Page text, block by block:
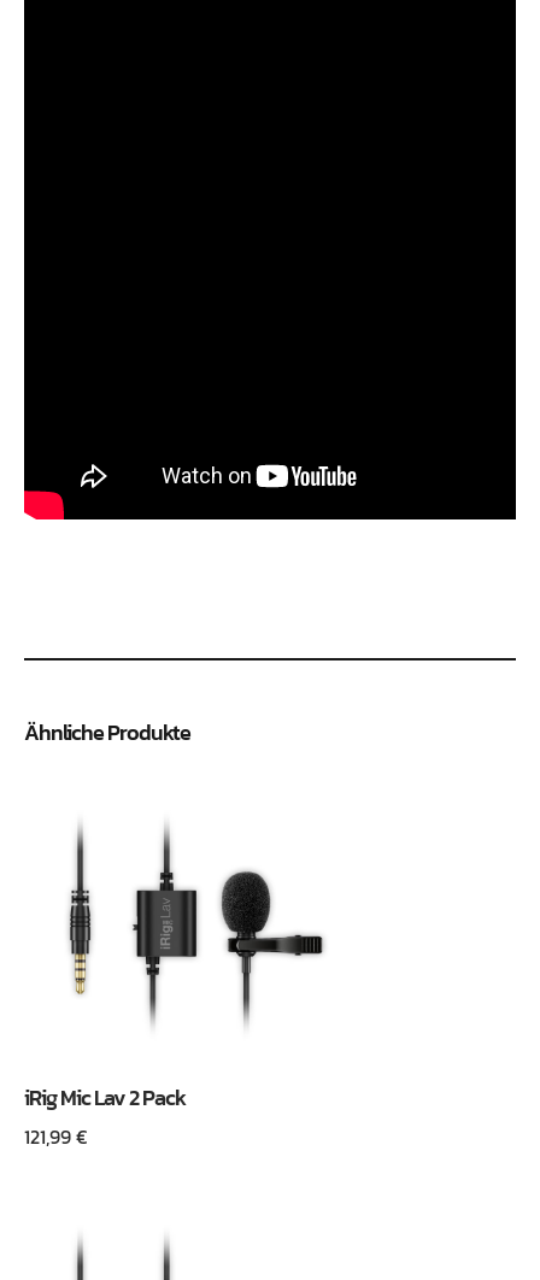
Ähnliche Produkte
iRig Mic Lav 2 Pack
121,99€